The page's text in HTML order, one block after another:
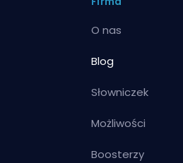
O nas
Blog
Słowniczek
Możliwości
Boosterzy